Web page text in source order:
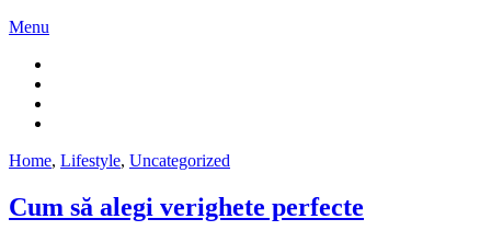
Menu
Home, Lifestyle, Uncategorized
Cum să alegi verighete perfecte